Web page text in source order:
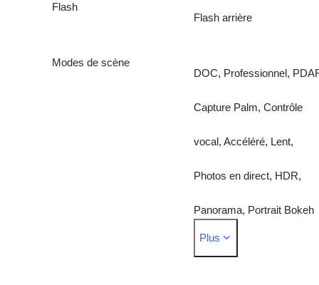
Flash
Flash arrière
Modes de scène
DOC, Professionnel,
Capture Palm, Contrôle
vocal, Accéléré, Lent,
Photos en direct, HDR,
Panorama, Portrait Bokeh
(appareil photo avant
Plus